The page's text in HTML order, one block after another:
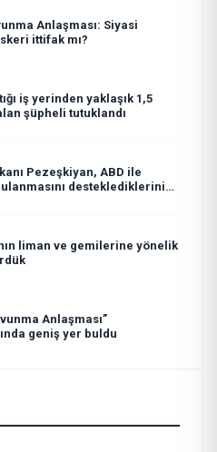
Anlaşması: Siyasi
ittifak mı?
iş yerinden yaklaşık 1,5
şüpheli tutuklandı
Pezeşkiyan, ABD ile
desteklediklerini
liman ve gemilerine yönelik
Anlaşması”
geniş yer buldu